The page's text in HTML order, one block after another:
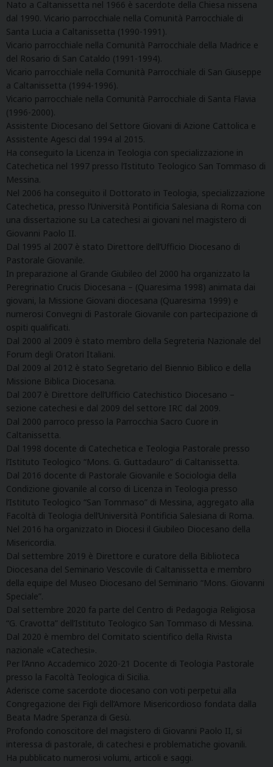
Nato a Caltanissetta nel 1966 è sacerdote della Chiesa nissena
dal 1990. Vicario parrocchiale nella Comunità Parrocchiale di
Santa Lucia a Caltanissetta (1990-1991).
Vicario parrocchiale nella Comunità Parrocchiale della Madrice e
del Rosario di San Cataldo (1991-1994).
Vicario parrocchiale nella Comunità Parrocchiale di San Giuseppe
a Caltanissetta (1994-1996).
Vicario parrocchiale nella Comunità Parrocchiale di Santa Flavia
(1996-2000).
Assistente Diocesano del Settore Giovani di Azione Cattolica e
Assistente Agesci dal 1994 al 2015.
Ha conseguito la Licenza in Teologia con specializzazione in
Catechetica nel 1997 presso l’Istituto Teologico San Tommaso di
Messina.
Nel 2006 ha conseguito il Dottorato in Teologia, specializzazione
Catechetica, presso l’Università Pontificia Salesiana di Roma con
una dissertazione su La catechesi ai giovani nel magistero di
Giovanni Paolo II.
Dal 1995 al 2007 è stato Direttore dell’Ufficio Diocesano di
Pastorale Giovanile.
In preparazione al Grande Giubileo del 2000 ha organizzato la
Peregrinatio Crucis Diocesana – (Quaresima 1998) animata dai
giovani, la Missione Giovani diocesana (Quaresima 1999) e
numerosi Convegni di Pastorale Giovanile con partecipazione di
ospiti qualificati.
Dal 2000 al 2009 è stato membro della Segreteria Nazionale del
Forum degli Oratori Italiani.
Dal 2009 al 2012 è stato Segretario del Biennio Biblico e della
Missione Biblica Diocesana.
Dal 2007 è Direttore dell’Ufficio Catechistico Diocesano –
sezione catechesi e dal 2009 del settore IRC dal 2009.
Dal 2000 parroco presso la Parrocchia Sacro Cuore in
Caltanissetta.
Dal 1998 docente di Catechetica e Teologia Pastorale presso
l’Istituto Teologico “Mons. G. Guttadauro” di Caltanissetta.
Dal 2016 docente di Pastorale Giovanile e Sociologia della
Condizione giovanile al corso di Licenza in Teologia presso
l’Istituto Teologico “San Tommaso” di Messina, aggregato alla
Facoltà di Teologia dell’Università Pontificia Salesiana di Roma.
Nel 2016 ha organizzato in Diocesi il Giubileo Diocesano della
Misericordia.
Dal settembre 2019 è Direttore e curatore della Biblioteca
Diocesana del Seminario Vescovile di Caltanissetta e membro
della equipe del Museo Diocesano del Seminario “Mons. Giovanni
Speciale”.
Dal settembre 2020 fa parte del Centro di Pedagogia Religiosa
“G. Cravotta” dell’Istituto Teologico San Tommaso di Messina.
Dal 2020 è membro del Comitato scientifico della Rivista
nazionale «Catechesi».
Per l’Anno Accademico 2020-21 Docente di Teologia Pastorale
presso la Facoltà Teologica di Sicilia.
Aderisce come sacerdote diocesano con voti perpetui alla
Congregazione dei Figli dell’Amore Misericordioso fondata dalla
Beata Madre Speranza di Gesù.
Profondo conoscitore del magistero di Giovanni Paolo II, si
interessa di pastorale, di catechesi e problematiche giovanili.
Ha pubblicato numerosi volumi, articoli e saggi.